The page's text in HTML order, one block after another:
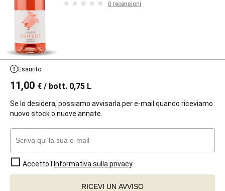
0 recensioni
Esaurito
11,00 € / bott. 0,75 L
Se lo desidera, possiamo avvisarla per e-mail quando riceviamo
nuovo stock o nuove annate.
Accetto l' Informativa sulla privacy.
RICEVI UN AVVISO